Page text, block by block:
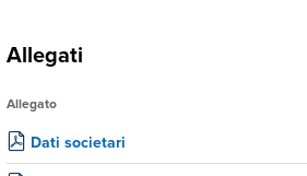
Allegati
Allegato
Dati societari